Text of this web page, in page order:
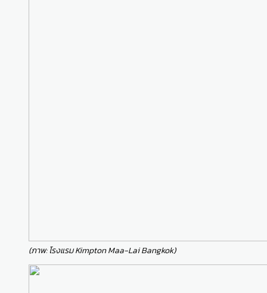
(ภาพ: โรงแรม Kimpton Maa-Lai Bangkok)